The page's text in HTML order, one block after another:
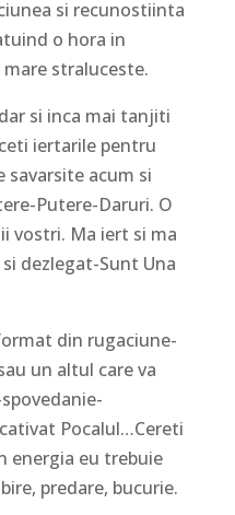
si recunostiinta
o hora in
straluceste.
si inca mai tanjiti
iertarile pentru
savarsite acum si
Putere-Daruri. O
vostri. Ma iert si ma
dezlegat-Sunt Una
din rugaciune-
un altul care va
Pocalul…Cereti
energia eu trebuie
predare, bucurie.